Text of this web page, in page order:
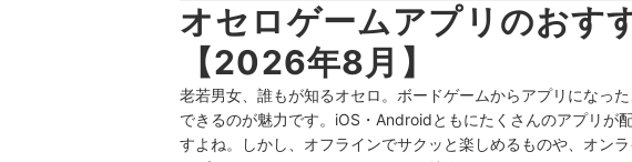
オセロゲームアプリのおす
【2026年8月】
老若男女、誰もが知るオセロ。ボードゲームからアプリになっ
できるのが魅力です。iOS・Androidともにたくさんのアプリが
すよね。しかし、オフラインでサクッと楽しめるものや、オン